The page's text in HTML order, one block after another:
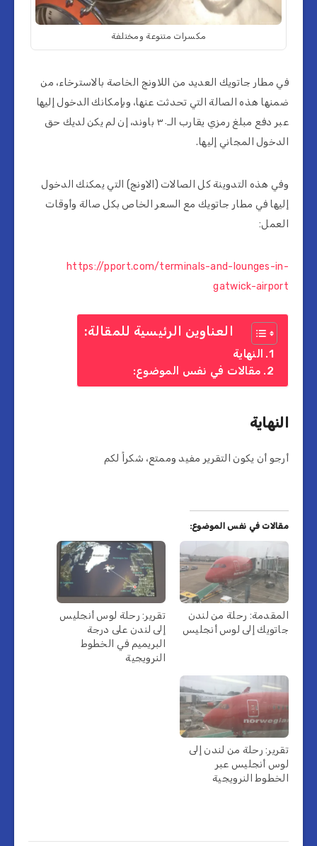
مكسرات متنوعة ومختلفة
في مطار جاتويك العديد من اللاونج الخاصة بالاسترخاء، من
ضمنها هذه الصالة التي تحدثت عنها، وبإمكانك الدخول إليها
عبر دفع مبلغ رمزي يقارب الـ٣٠ باوند، إن لم يكن لديك حق
الدخول المجاني إليها.
وفي هذه التدوينة كل الصالات (الاونج) التي يمكنك الدخول
إليها في مطار جاتويك مع السعر الخاص بكل صالة وأوقات
العمل:
https://pport.com/terminals-and-lounges-in-
gatwick-airport
العناوين الرئيسية للمقالة:
النهاية
مقالات في نفس الموضوع:
النهاية
أرجو أن يكون التقرير مفيد وممتع، شكراً لكم
مقالات في نفس الموضوع:
المقدمة: رحلة من لندن
جاتويك إلى لوس أنجليس
تقرير: رحلة لوس أنجليس
إلى لندن على درجة
البريميم في الخطوط
النرويجية
تقرير: رحلة من لندن إلى
لوس أنجليس عبر
الخطوط النرويجية